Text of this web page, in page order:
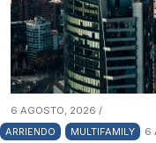
6 AGOSTO, 2026 /
ARRIENDO
MULTIFAMILY 6